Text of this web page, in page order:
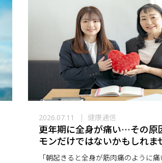
2026.07.11 健康通信
更年期に全身が痛い…その原
モンだけではないかもしれま
「朝起きると全身が筋肉痛のように痛